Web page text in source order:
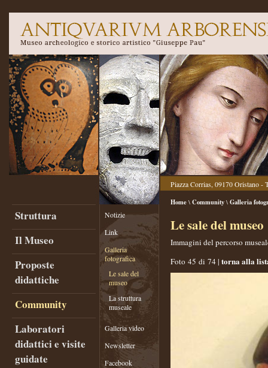
Piazza Corrias, 09170 Oristano -
Struttura
Il Museo
Proposte
didattiche
Community
Laboratori
didattici e visite
guidate
Notizie
Link
Galleria
fotografica
Le sale del
museo
La struttura
museale
Galleria video
Newsletter
Facebook
Home \ Community \ Galleria
Le sale del museo
Immagini del percorso
Foto 45 di 74 | torna alla